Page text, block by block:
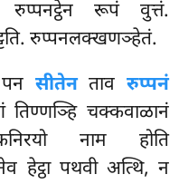
रूपं वुत्तं.
रुप्पनलक्खणञ्हेतं.
सीतेनताव रुप्पनं
चक्कवाळानं
नाम होति
हेट्ठा पथवी अत्थि, न